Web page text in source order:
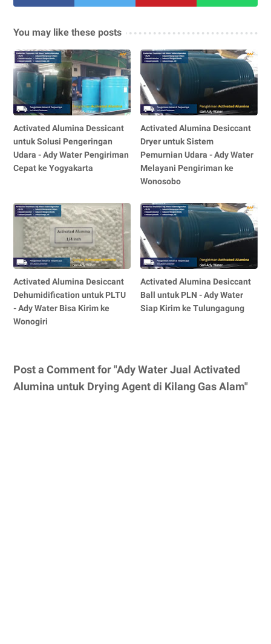
You may like these posts
Activated Alumina Dessicant
untuk Solusi Pengeringan
Udara - Ady Water Pengiriman
Cepat ke Yogyakarta
Activated Alumina Desiccant
Dryer untuk Sistem
Pemurnian Udara - Ady Water
Melayani Pengiriman ke
Wonosobo
Activated Alumina Desiccant
Dehumidification untuk PLTU
- Ady Water Bisa Kirim ke
Wonogiri
Activated Alumina Desiccant
Ball untuk PLN - Ady Water
Siap Kirim ke Tulungagung
Post a Comment for "Ady Water Jual Activated
Alumina untuk Drying Agent di Kilang Gas Alam"